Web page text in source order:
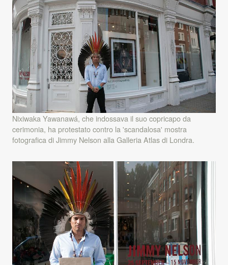
Nixiwaka Yawanawá, che indossava il suo copricapo da
cerimonia, ha protestato contro la 'scandalosa' mostra
fotografica di Jimmy Nelson alla Galleria Atlas di Londra.